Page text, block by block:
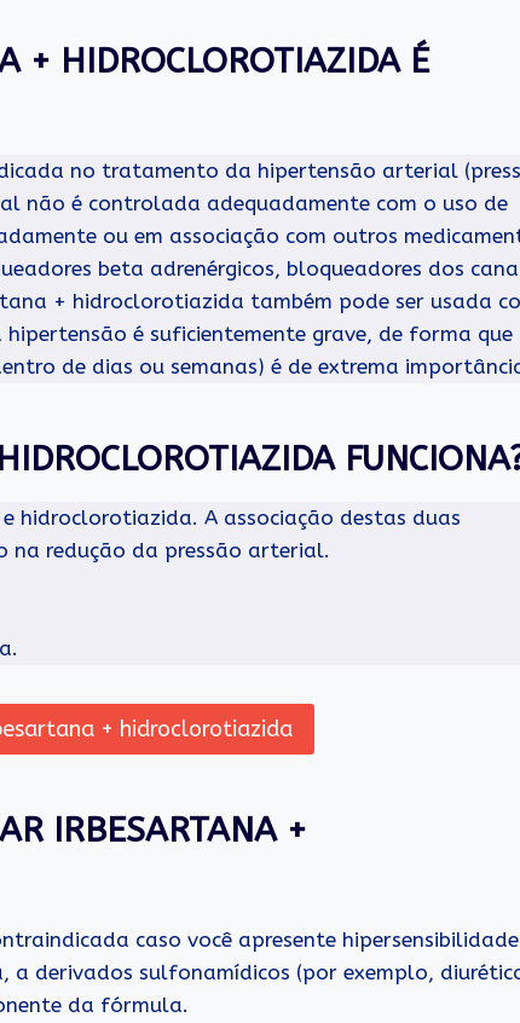
+ HIDROCLOROTIAZIDA É
no tratamento da hipertensão arterial
não é controlada adequadamente com o uso de
ou em associação com outros
beta adrenérgicos, bloqueadores dos
+ hidroclorotiazida também pode ser usada
é suficientemente grave, de forma que
de dias ou semanas) é de extrema
hidroclorotiazida. A associação destas duas
na redução da pressão arterial.
+ hidroclorotiazida
IRBESARTANA +
caso você apresente hipersensibilidade
derivados sulfonamídicos (por exemplo,
da fórmula.